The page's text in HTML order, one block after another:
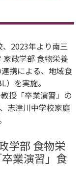
2023年より南三
政学部 食物栄養
携による、地域食
を実施。
授「卒業演習」の
志津川中学校家庭
学部 食物栄
業演習」食